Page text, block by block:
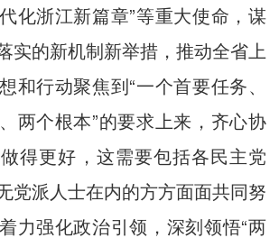
化浙江新篇章”等重大使命，谋
实的新机制新举措，推动全省上
和行动聚焦到“一个首要任务、
两个根本”的要求上来，齐心协
得更好，这需要包括各民主党
党派人士在内的方方面面共同努
力强化政治引领，深刻领悟“两